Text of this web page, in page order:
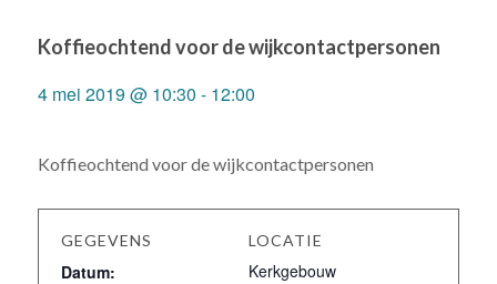
Koffieochtend voor de wijkcontactpersonen
4 mei 2019 @ 10:30 - 12:00
Koffieochtend voor de wijkcontactpersonen
GEGEVENS
Datum:
LOCATIE
Kerkgebouw